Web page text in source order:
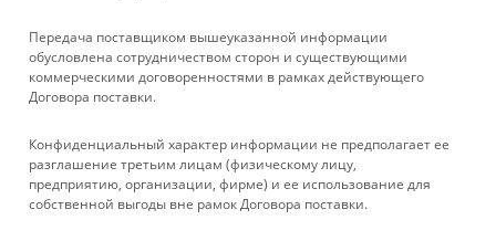
КАТАЛОГ
УСЛУГИ
БРЕНДЫ
Передача поставщиком вышеуказанной информации
обусловлена сотрудничеством сторон и существующими
коммерческими договоренностями в рамках действующего
Договора поставки.
Конфиденциальный характер информации не предполагает ее
разглашение третьим лицам (физическому лицу,
предприятию, организации, фирме) и ее использование для
собственной выгоды вне рамок Договора поставки.